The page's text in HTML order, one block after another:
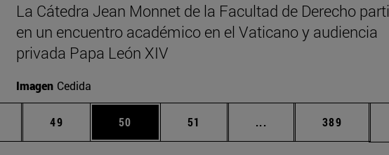
La Cátedra Jean Monnet de la Facultad de Derecho
en un encuentro académico en el Vaticano y audiencia
privada Papa León XIV
Imagen Cedida
Páginas intermedias Use TAB para desplazarse.
Página
49 Página
50 Página
51 ... Páginas intermedias
Página
389